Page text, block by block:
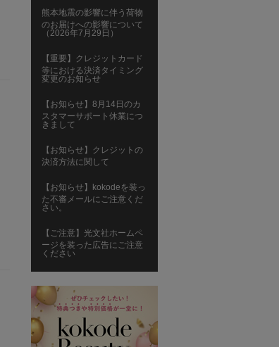
熊本地震の影響に伴う荷物
のお届けへの影響について
（2026年7月29日）
【重要】クレジットカード
等における決済タイミング
変更のお知らせ
【お知らせ】8月14日のカ
スタマーサポート休業につ
きまして
【お知らせ】クレジットの
決済方法に関して
【お知らせ】kokodeを装っ
た不審メールにご注意くだ
さい。
【ご注意】光文社ホームペ
ージを装った広告にご注意
ください